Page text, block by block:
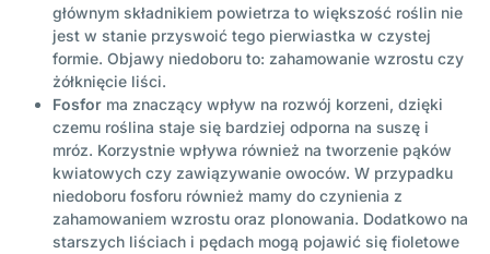
głównym składnikiem powietrza to większość roślin nie
jest w stanie przyswoić tego pierwiastka w czystej
formie. Objawy niedoboru to: zahamowanie wzrostu czy
żółknięcie liści.
Fosfor ma znaczący wpływ na rozwój korzeni, dzięki
czemu roślina staje się bardziej odporna na suszę i
mróz. Korzystnie wpływa również na tworzenie pąków
kwiatowych czy zawiązywanie owoców. W przypadku
niedoboru fosforu również mamy do czynienia z
zahamowaniem wzrostu oraz plonowania. Dodatkowo na
starszych liściach i pędach mogą pojawić się fioletowe